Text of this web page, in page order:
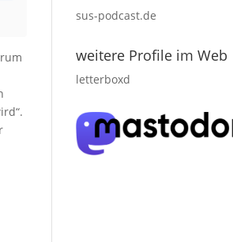
sus-podcast.de
weitere Profile im Web
letterboxd